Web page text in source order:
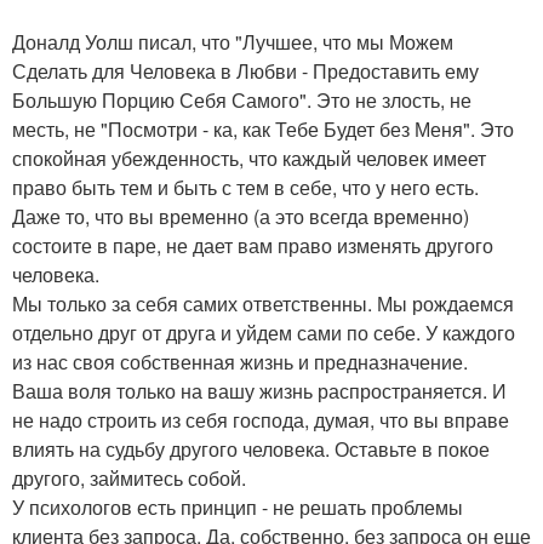
Доналд Уолш писал, что "Лучшее, что мы Можем
Сделать для Человека в Любви - Предоставить ему
Большую Порцию Себя Самого". Это не злость, не
месть, не "Посмотри - ка, как Тебе Будет без Меня". Это
спокойная убежденность, что каждый человек имеет
право быть тем и быть с тем в себе, что у него есть.
Даже то, что вы временно (а это всегда временно)
состоите в паре, не дает вам право изменять другого
человека.
Мы только за себя самих ответственны. Мы рождаемся
отдельно друг от друга и уйдем сами по себе. У каждого
из нас своя собственная жизнь и предназначение.
Ваша воля только на вашу жизнь распространяется. И
не надо строить из себя господа, думая, что вы вправе
влиять на судьбу другого человека. Оставьте в покое
другого, займитесь собой.
У психологов есть принцип - не решать проблемы
клиента без запроса. Да, собственно, без запроса он еще